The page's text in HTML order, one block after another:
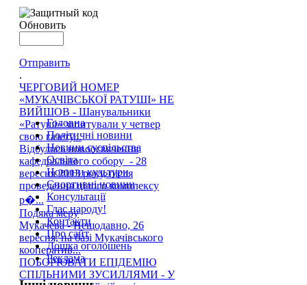
Обновить
Отправить
.
ЧЕРГОВИЙ НОМЕР
«МУКАЧІВСЬКОЇ РАТУШІ» НЕ
ВИЙШОВ - Шанувальники
«Ратуші» запитували у четвер
свою газету...
Відбулось новоосвячення
кафедрального собору - 28
вересня 2013 року, після
проведення цілого комплексу
р�...
Подяка меру
Мукачева - Нещодавно, 26
вересня, на базі Мукачівського
кооператив...
ПОБОРЮВАТИ ЕПІДЕМІЮ
СПІЛЬНИМИ ЗУСИЛЛЯМИ - У
Головна
Політичні новини
Новини суспільства
Освіта
Новини культури
Спортивні новини
Консультації
Глас народу!
Контакти
Про сайт
Дошка оголошень
Реклама